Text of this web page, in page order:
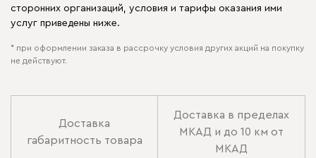
сторонних организаций, условия и тарифы оказания ими
услуг приведены ниже.
* при оформлении заказа в рассрочку условия других акций на покупку
не действуют.
Доставка
габаритность товара
Доставка в пределах
МКАД и до 10 км от
МКАД